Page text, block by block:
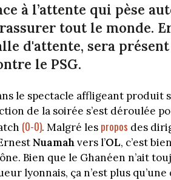
à l’attente qui pèse
tout le monde.
d'attente, sera
le PSG.
le spectacle affligeant produit
de la soirée s’est déroulée
(0-0). Malgré les propos des
Nuamahvers l’OL, c’est
Bien que le Ghanéen n’ait
lyonnais, ça n’est plus